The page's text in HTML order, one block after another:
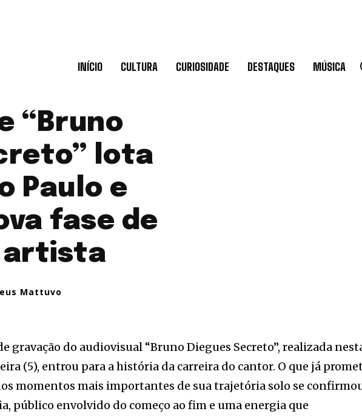
INÍCIO CULTURA CURIOSIDADE DESTAQUES MÚSICA
“Bruno
lota
Paulo e
fase de
artista
Mattuvo
gravação do audiovisual “Bruno Diegues Secreto”, realizada
(5), entrou para a história da carreira do cantor. O que já
momentos mais importantes de sua trajetória solo se
público envolvido do começo ao fim e uma energia que